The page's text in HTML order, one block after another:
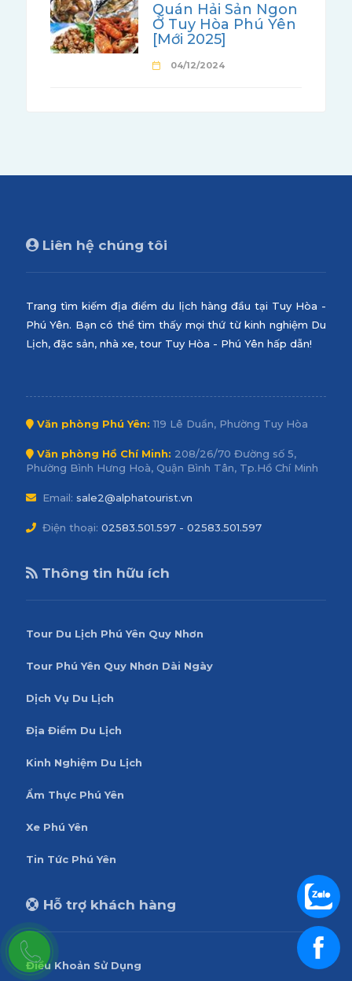
Quán Hải Sản Ngon
Ở Tuy Hòa Phú Yên
[Mới 2025]
04/12/2024
Liên hệ chúng tôi
Trang tìm kiếm địa điểm du lịch hàng đầu tại Tuy Hòa -
Phú Yên. Bạn có thể tìm thấy mọi thứ từ kinh nghiệm Du
Lịch, đặc sản, nhà xe, tour Tuy Hòa - Phú Yên hấp dẫn!
Văn phòng Phú Yên: 119 Lê Duẩn, Phường Tuy Hòa
Văn phòng Hồ Chí Minh: 208/26/70 Đường số 5,
Phường Bình Hưng Hoà, Quận Bình Tân, Tp.Hồ Chí Minh
Email: sale2@alphatourist.vn
Điện thoại: 02583.501.597 - 02583.501.597
Thông tin hữu ích
Tour Du Lịch Phú Yên Quy Nhơn
Tour Phú Yên Quy Nhơn Dài Ngày
Dịch Vụ Du Lịch
Địa Điểm Du Lịch
Kinh Nghiệm Du Lịch
Ẩm Thực Phú Yên
Xe Phú Yên
Tin Tức Phú Yên
Hỗ trợ khách hàng
Điều Khoản Sử Dụng